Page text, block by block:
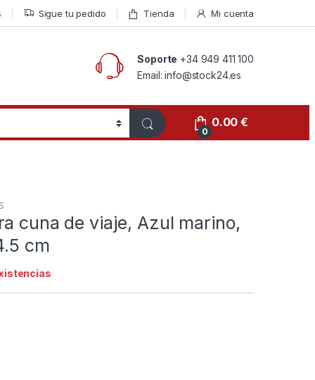
Sigue tu pedido Tienda Mi cuenta
Soporte +34 949 411 100
Email: info@stock24.es
0
0.00€
cuna de viaje, Azul marino,
cm